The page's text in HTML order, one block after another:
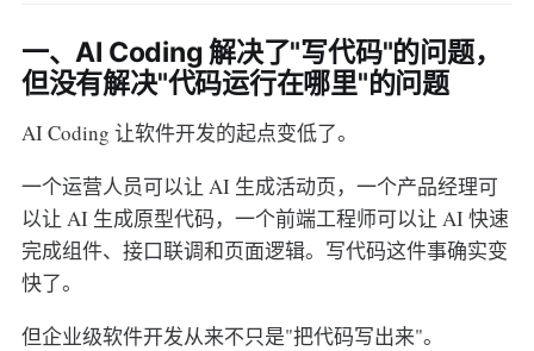
一、AI Coding 解决了"写代码"的问题，
但没有解决"代码运行在哪里"的问题
AI Coding 让软件开发的起点变低了。
一个运营人员可以让 AI 生成活动页，一个产品经理可
以让 AI 生成原型代码，一个前端工程师可以让 AI 快速
完成组件、接口联调和页面逻辑。写代码这件事确实变
快了。
但企业级软件开发从来不只是"把代码写出来"。